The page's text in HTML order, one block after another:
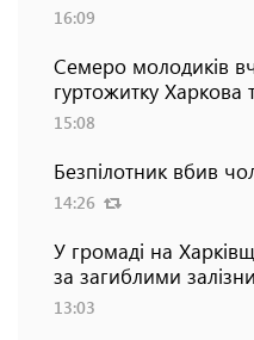
16:09
Семеро молодиків
гуртожитку Харкова
15:08
Безпілотник вбив
14:26
У громаді на
за загиблими
13:03